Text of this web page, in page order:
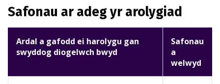
Safonau ar adeg yr arolygiad
Ardal a gafodd ei harolygu gan
swyddog diogelwch bwyd
Safonau
a
welwyd